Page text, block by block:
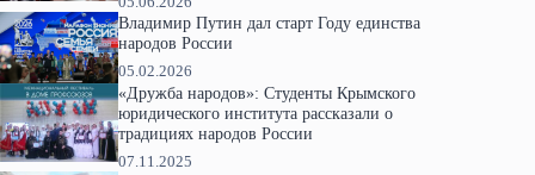
Владимир Путин дал старт Году единства
народов России
05.02.2026
«Дружба народов»: Студенты Крымского
юридического института рассказали о
традициях народов России
07.11.2025